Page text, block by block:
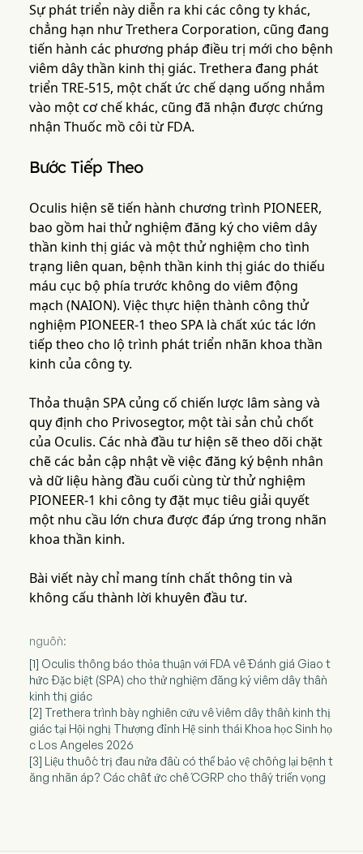
Sự phát triển này diễn ra khi các công ty khác,
chẳng hạn như Trethera Corporation, cũng đang
tiến hành các phương pháp điều trị mới cho bệnh
viêm dây thần kinh thị giác. Trethera đang phát
triển TRE-515, một chất ức chế dạng uống nhắm
vào một cơ chế khác, cũng đã nhận được chứng
nhận Thuốc mồ côi từ FDA.
Bước Tiếp Theo
Oculis hiện sẽ tiến hành chương trình PIONEER,
bao gồm hai thử nghiệm đăng ký cho viêm dây
thần kinh thị giác và một thử nghiệm cho tình
trạng liên quan, bệnh thần kinh thị giác do thiếu
máu cục bộ phía trước không do viêm động
mạch (NAION). Việc thực hiện thành công thử
nghiệm PIONEER-1 theo SPA là chất xúc tác lớn
tiếp theo cho lộ trình phát triển nhãn khoa thần
kinh của công ty.
Thỏa thuận SPA củng cố chiến lược lâm sàng và
quy định cho Privosegtor, một tài sản chủ chốt
của Oculis. Các nhà đầu tư hiện sẽ theo dõi chặt
chẽ các bản cập nhật về việc đăng ký bệnh nhân
và dữ liệu hàng đầu cuối cùng từ thử nghiệm
PIONEER-1 khi công ty đặt mục tiêu giải quyết
một nhu cầu lớn chưa được đáp ứng trong nhãn
khoa thần kinh.
Bài viết này chỉ mang tính chất thông tin và
không cấu thành lời khuyên đầu tư.
nguồn:
[1] Oculis thông báo thỏa thuận với FDA về Đánh giá Giao t
hức Đặc biệt (SPA) cho thử nghiệm đăng ký viêm dây thần
kinh thị giác
[2] Trethera trình bày nghiên cứu về viêm dây thần kinh thị
giác tại Hội nghị Thượng đỉnh Hệ sinh thái Khoa học Sinh họ
c Los Angeles 2026
[3] Liệu thuốc trị đau nửa đầu có thể bảo vệ chống lại bệnh t
ăng nhãn áp? Các chất ức chế CGRP cho thấy triển vọng